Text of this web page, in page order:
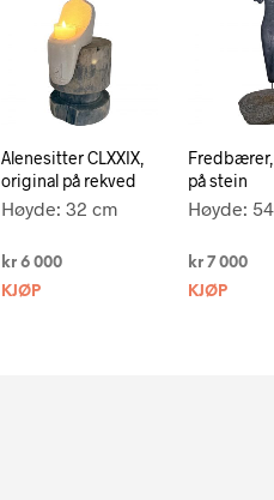
Alenesitter CLXXIX,
original på rekved
Høyde: 32 cm
kr6 000
KJØP
på stein
Høyde:
kr7 000
KJØP